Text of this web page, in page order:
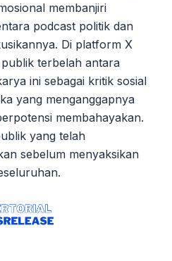
membanjiri
podcast politik dan
Di platform X
terbelah antara
ini sebagai kritik sosial
yang menganggapnya
membahayakan.
yang telah
sebelum menyaksikan